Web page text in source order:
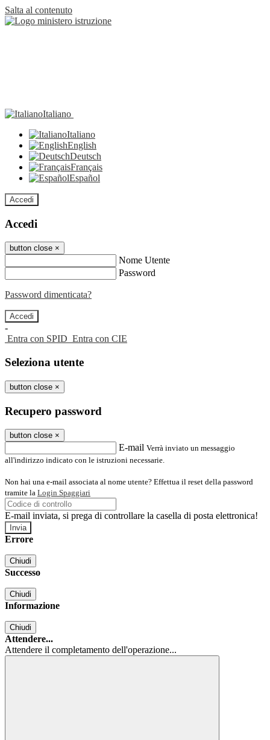
Salta al contenuto
Italiano
Italiano
English
Deutsch
Français
Español
Accedi
Accedi
button close ×
Nome Utente
Password
Password dimenticata?
-
Entra con SPID Entra con CIE
Seleziona utente
button close ×
Recupero password
button close ×
E-mail Verrà inviato un messaggio
all'indirizzo indicato con le istruzioni necessarie.
Non hai una e-mail associata al nome utente? Effettua il reset della password
tramite la Login Spaggiari
E-mail inviata, si prega di controllare la casella di posta elettronica!
Errore
Chiudi
Successo
Chiudi
Informazione
Chiudi
Attendere...
Attendere il completamento dell'operazione...